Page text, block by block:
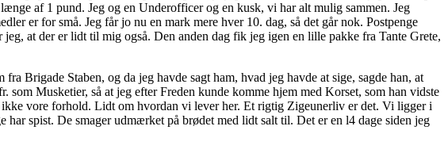
af 1 pund. Jeg og en Underofficer og en kusk, vi har alt mulig sammen. Jeg
er for små. Jeg får jo nu en mark mere hver 10. dag, så det går nok. Postpenge
at der er lidt til mig også. Den anden dag fik jeg igen en lille pakke fra Tante Grete,
Brigade Staben, og da jeg havde sagt ham, hvad jeg havde at sige, sagde han, at
Musketier, så at jeg efter Freden kunde komme hjem med Korset, som han vidste
vore forhold. Lidt om hvordan vi lever her. Et rigtig Zigeunerliv er det. Vi ligger i
spist. De smager udmærket på brødet med lidt salt til. Det er en l4 dage siden jeg